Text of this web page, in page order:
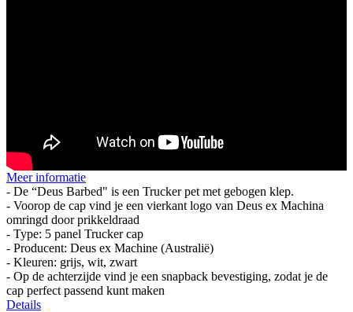
Meer informatie
- De “Deus Barbed" is een Trucker pet met gebogen klep.
- Voorop de cap vind je een vierkant logo van Deus ex Machina
omringd door prikkeldraad
- Type: 5 panel Trucker cap
- Producent: Deus ex Machine (Australië)
- Kleuren: grijs, wit, zwart
- Op de achterzijde vind je een snapback bevestiging, zodat je de
cap perfect passend kunt maken
Details